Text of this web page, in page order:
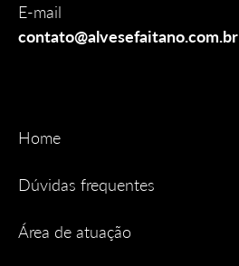
E-mail
contato@alvesefaitano.com.br
Home
Dúvidas frequentes
Área de atuação